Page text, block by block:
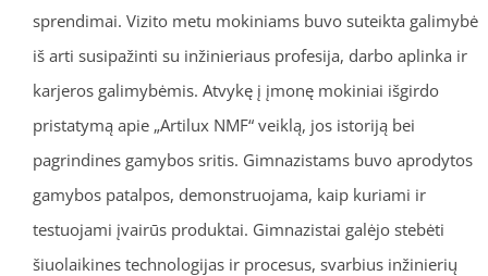
sprendimai. Vizito metu mokiniams buvo suteikta galimybė
iš arti susipažinti su inžinieriaus profesija, darbo aplinka ir
karjeros galimybėmis. Atvykę į įmonę mokiniai išgirdo
pristatymą apie „Artilux NMF“ veiklą, jos istoriją bei
pagrindines gamybos sritis. Gimnazistams buvo aprodytos
gamybos patalpos, demonstruojama, kaip kuriami ir
testuojami įvairūs produktai. Gimnazistai galėjo stebėti
šiuolaikines technologijas ir procesus, svarbius inžinierių